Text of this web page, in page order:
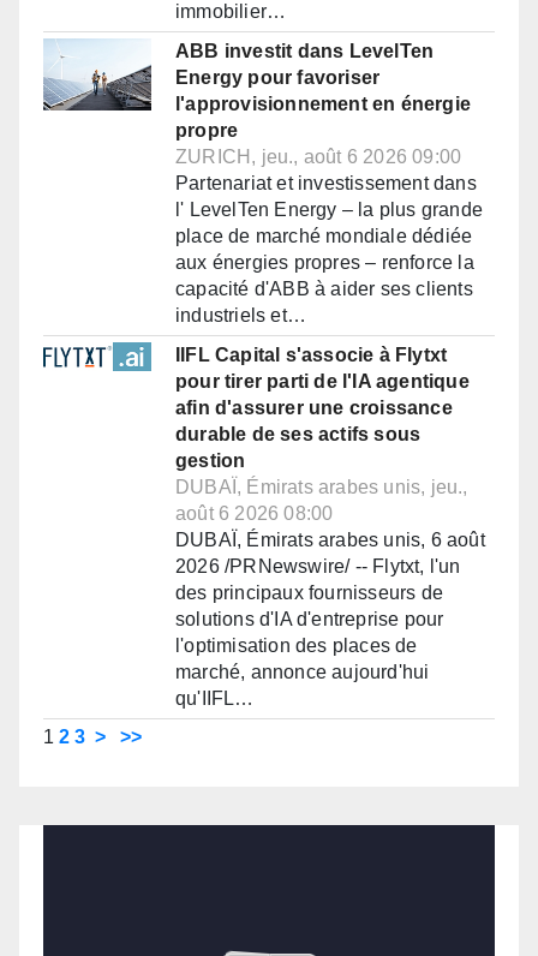
immobilier…
ABB investit dans LevelTen
Energy pour favoriser
l'approvisionnement en énergie
propre
ZURICH, jeu., août 6 2026 09:00
Partenariat et investissement dans
l' LevelTen Energy – la plus grande
place de marché mondiale dédiée
aux énergies propres – renforce la
capacité d'ABB à aider ses clients
industriels et…
IIFL Capital s'associe à Flytxt
pour tirer parti de l'IA agentique
afin d'assurer une croissance
durable de ses actifs sous
gestion
DUBAÏ, Émirats arabes unis, jeu.,
août 6 2026 08:00
DUBAÏ, Émirats arabes unis, 6 août
2026 /PRNewswire/ -- Flytxt, l'un
des principaux fournisseurs de
solutions d'IA d'entreprise pour
l'optimisation des places de
marché, annonce aujourd'hui
qu'IIFL…
1 2 3 > >>